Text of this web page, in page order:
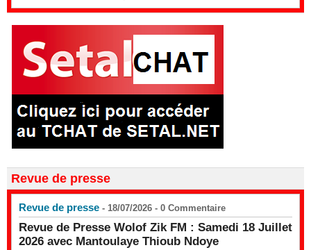
Revue de presse
Revue de presse - 18/07/2026 - 0 Commentaire
Revue de Presse Wolof Zik FM : Samedi 18 Juillet
2026 avec Mantoulaye Thioub Ndoye